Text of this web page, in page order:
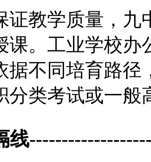
学质量，九
课。工业学校
据不同培育路径
分类考试或一般
线